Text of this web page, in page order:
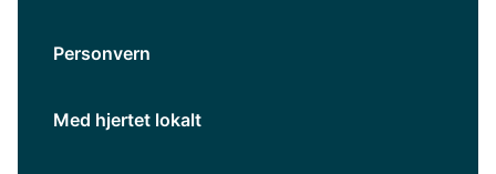
Personvern
Med hjertet lokalt